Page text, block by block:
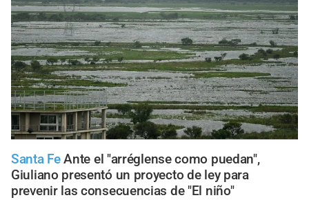
Santa Fe Ante el "arréglense como puedan",
Giuliano presentó un proyecto de ley para
prevenir las consecuencias de "El niño"